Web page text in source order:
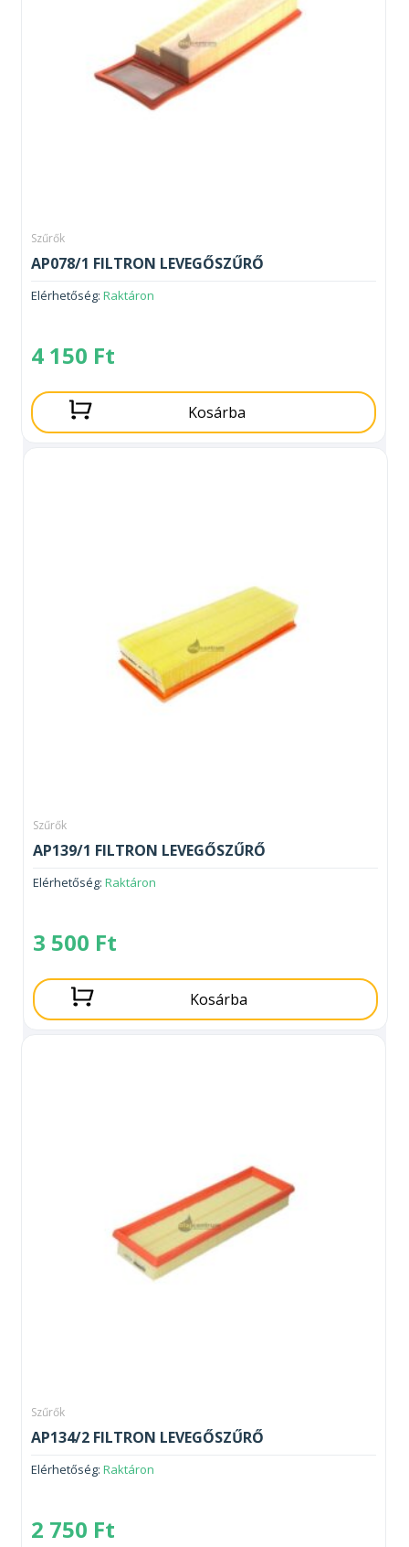
Szűrők
AP078/1 FILTRON LEVEGŐSZŰRŐ
Elérhetőség: Raktáron
4 150 Ft
Kosárba
Szűrők
AP139/1 FILTRON LEVEGŐSZŰRŐ
Elérhetőség: Raktáron
3 500 Ft
Kosárba
Szűrők
AP134/2 FILTRON LEVEGŐSZŰRŐ
Elérhetőség: Raktáron
2 750 Ft